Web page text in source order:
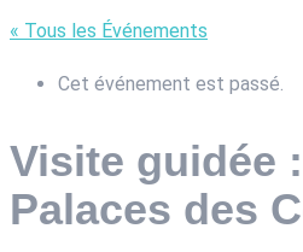
« Tous les Événements
Cet événement est passé.
Visite guidée
Palaces des